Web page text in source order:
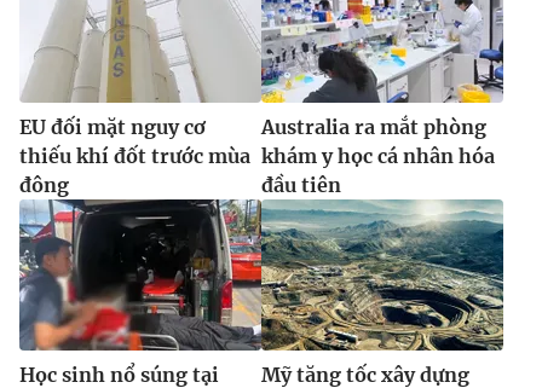
EU đối mặt nguy cơ
thiếu khí đốt trước mùa
đông
Australia ra mắt phòng
khám y học cá nhân hóa
đầu tiên
Học sinh nổ súng tại
Mỹ tăng tốc xây dựng